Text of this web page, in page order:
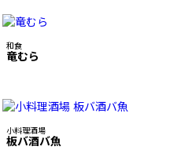
和食
竜むら
小料理酒場
板バ酒バ魚